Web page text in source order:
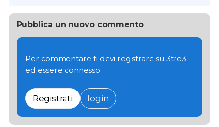
Pubblica un nuovo commento
Per commentare ti devi registrare su 3tre3
ed essere connesso.
Registrati login